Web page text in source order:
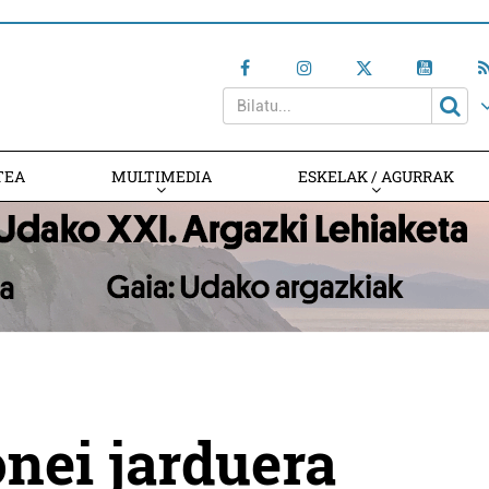
MULTIMEDIA ESKELAK / AGURRAK
jarduera